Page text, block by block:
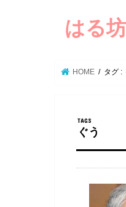
はる
HOME タグ :
ぐう